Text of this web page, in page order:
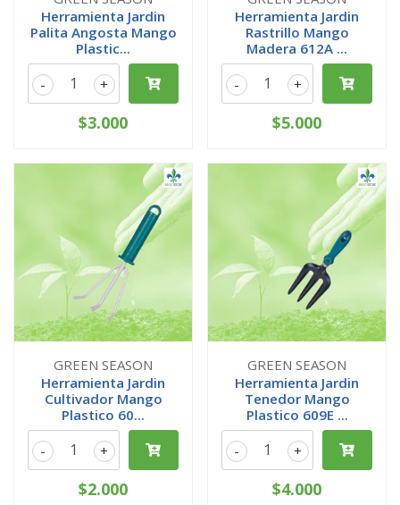
Herramienta Jardin
Palita Angosta Mango
Plastic...
+
-
$3.000
Herramienta Jardin
Rastrillo Mango
Madera 612A ...
+
-
$5.000
GREEN SEASON
Herramienta Jardin
Cultivador Mango
Plastico 60...
+
-
$2.000
GREEN SEASON
Herramienta Jardin
Tenedor Mango
Plastico 609E ...
+
-
$4.000